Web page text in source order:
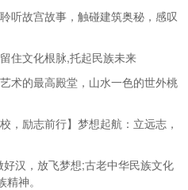
听故宫故事，触碰建筑奥秘，感叹
住文化根脉,托起民族未来
术的最高殿堂，山水一色的世外桃
，励志前行】梦想起航：立远志，
汉，放飞梦想;古老中华民族文化
神。